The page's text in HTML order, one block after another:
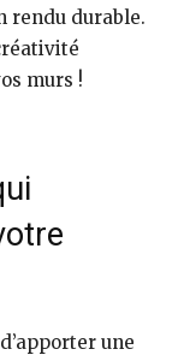
rendu durable.
murs !
une